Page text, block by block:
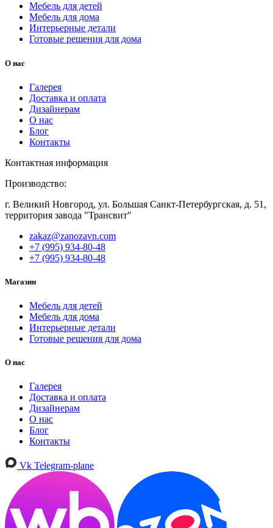
Мебель для детей
Мебель для дома
Интерьерные детали
Готовые решения для дома
О нас
Галерея
Доставка и оплата
Дизайнерам
О нас
Блог
Контакты
Контактная информация
Производство:
г. Великий Новгород, ул. Большая Санкт-Петербургская, д. 51,
территория завода "Трансвит"
zakaz@zanozavn.com
+7 (995) 934-80-48
+7 (995) 934-80-48
Магазин
Мебель для детей
Мебель для дома
Интерьерные детали
Готовые решения для дома
О нас
Галерея
Доставка и оплата
Дизайнерам
О нас
Блог
Контакты
Vk Telegram-plane